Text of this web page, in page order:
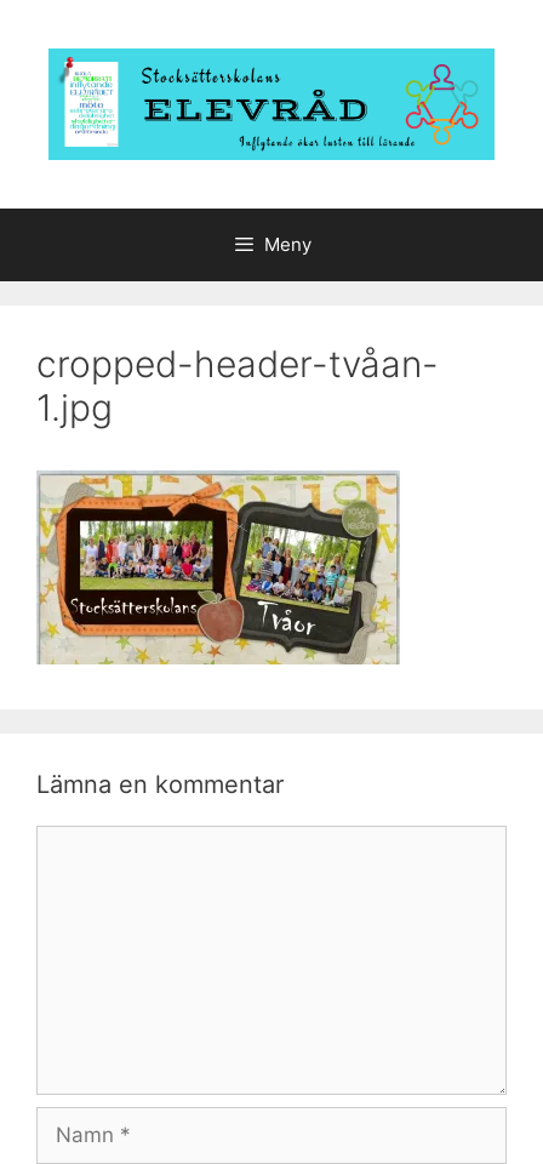
innehåll
Meny
cropped-header-tvåan-
1.jpg
Lämna en kommentar
Namn